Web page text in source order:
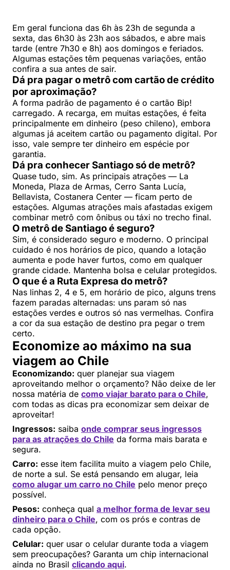
Em geral funciona das 6h às 23h de segunda a
sexta, das 6h30 às 23h aos sábados, e abre mais
tarde (entre 7h30 e 8h) aos domingos e feriados.
Algumas estações têm pequenas variações, então
confira a sua antes de sair.
Dá pra pagar o metrô com cartão de crédito
por aproximação?
A forma padrão de pagamento é o cartão Bip!
carregado. A recarga, em muitas estações, é feita
principalmente em dinheiro (peso chileno), embora
algumas já aceitem cartão ou pagamento digital. Por
isso, vale sempre ter dinheiro em espécie por
garantia.
Dá pra conhecer Santiago só de metrô?
Quase tudo, sim. As principais atrações — La
Moneda, Plaza de Armas, Cerro Santa Lucía,
Bellavista, Costanera Center — ficam perto de
estações. Algumas atrações mais afastadas exigem
combinar metrô com ônibus ou táxi no trecho final.
O metrô de Santiago é seguro?
Sim, é considerado seguro e moderno. O principal
cuidado é nos horários de pico, quando a lotação
aumenta e pode haver furtos, como em qualquer
grande cidade. Mantenha bolsa e celular protegidos.
O que é a Ruta Expresa do metrô?
Nas linhas 2, 4 e 5, em horário de pico, alguns trens
fazem paradas alternadas: uns param só nas
estações verdes e outros só nas vermelhas. Confira
a cor da sua estação de destino pra pegar o trem
certo.
Economize ao máximo na sua
viagem ao Chile
Economizando: quer planejar sua viagem
aproveitando melhor o orçamento? Não deixe de ler
nossa matéria de como viajar barato para o Chile,
com todas as dicas pra economizar sem deixar de
aproveitar!
Ingressos: saiba onde comprar seus ingressos
para as atrações do Chile da forma mais barata e
segura.
Carro: esse item facilita muito a viagem pelo Chile,
de norte a sul. Se está pensando em alugar, leia
como alugar um carro no Chile pelo menor preço
possível.
Pesos: conheça qual a melhor forma de levar seu
dinheiro para o Chile, com os prós e contras de
cada opção.
Celular: quer usar o celular durante toda a viagem
sem preocupações? Garanta um chip internacional
ainda no Brasil clicando aqui.